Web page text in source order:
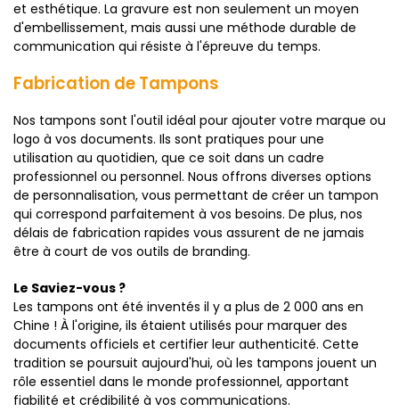
et esthétique. La gravure est non seulement un moyen
d'embellissement, mais aussi une méthode durable de
communication qui résiste à l'épreuve du temps.
Fabrication de Tampons
Nos tampons sont l'outil idéal pour ajouter votre marque ou
logo à vos documents. Ils sont pratiques pour une
utilisation au quotidien, que ce soit dans un cadre
professionnel ou personnel. Nous offrons diverses options
de personnalisation, vous permettant de créer un tampon
qui correspond parfaitement à vos besoins. De plus, nos
délais de fabrication rapides vous assurent de ne jamais
être à court de vos outils de branding.
Le Saviez-vous ?
Les tampons ont été inventés il y a plus de 2 000 ans en
Chine ! À l'origine, ils étaient utilisés pour marquer des
documents officiels et certifier leur authenticité. Cette
tradition se poursuit aujourd'hui, où les tampons jouent un
rôle essentiel dans le monde professionnel, apportant
fiabilité et crédibilité à vos communications.